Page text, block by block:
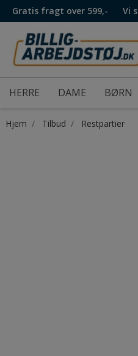
Gratis fragt over 599,- Vi
HERRE DAME BØRN
Hjem Tilbud Restpartier